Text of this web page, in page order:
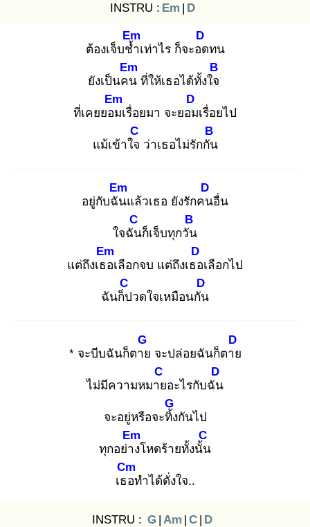
INSTRU : Em | D
ต้องเจ็บช้ำ
Em
เท่าไร ก็จะอด
D
ทน
ยังเป็นคน
Em
ที่ให้เธอได้ทั้งใจ
B
ที่เคยยอม
Em
เรื่อยมา จะยอม
D
เรื่อยไป
แม้เข้าใจ
C
ว่าเธอไม่รักกัน
B
อยู่กับฉัน
Em
แล้วเธอ ยังรักคน
D
อื่น
ใจฉัน
C
ก็เจ็บทุกวัน
B
แต่ถึงเธอ
Em
เลือกจบ แต่ถึงเธอ
D
เลือกไป
ฉันก็ป
C
วดใจเหมือนกัน
D
* จะบีบฉันก็ตาย
G
จะปล่อยฉันก็ตาย
D
ไม่มีความหมาย
C
อะไรกับฉัน
D
จะอยู่หรือจะทิ้ง
G
กันไป
ทุกอย่าง
Em
โหดร้ายทั้งนั้น
C
เธอ
Cm
ทำได้ดั่งใจ..
INSTRU : G | Am | C | D